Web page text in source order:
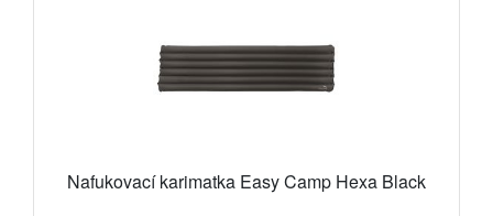
Nafukovací karimatka Easy Camp Hexa Black